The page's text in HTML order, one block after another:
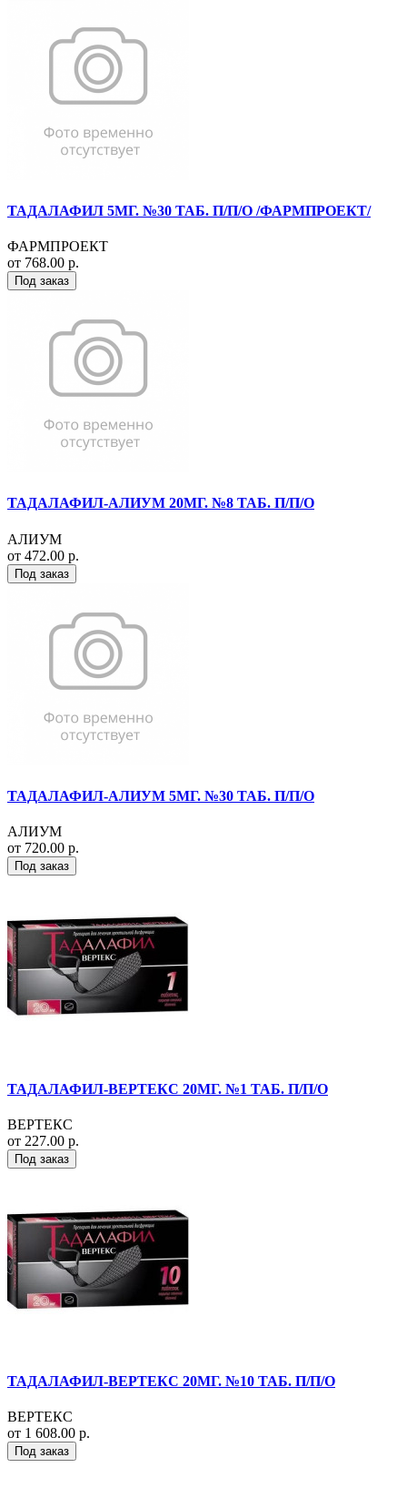
ТАДАЛАФИЛ 5МГ. №30 ТАБ. П/П/О /ФАРМПРОЕКТ/
ФАРМПРОЕКТ
от 768.00 р.
Под заказ
ТАДАЛАФИЛ-АЛИУМ 20МГ. №8 ТАБ. П/П/О
АЛИУМ
от 472.00 р.
Под заказ
ТАДАЛАФИЛ-АЛИУМ 5МГ. №30 ТАБ. П/П/О
АЛИУМ
от 720.00 р.
Под заказ
ТАДАЛАФИЛ-ВЕРТЕКС 20МГ. №1 ТАБ. П/П/О
ВЕРТЕКС
от 227.00 р.
Под заказ
ТАДАЛАФИЛ-ВЕРТЕКС 20МГ. №10 ТАБ. П/П/О
ВЕРТЕКС
от 1 608.00 р.
Под заказ